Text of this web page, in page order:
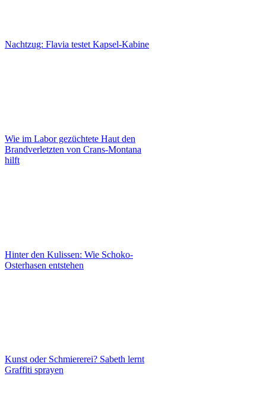
Nachtzug: Flavia testet Kapsel-Kabine
Wie im Labor gezüchtete Haut den
Brandverletzten von Crans-Montana
hilft
Hinter den Kulissen: Wie Schoko-
Osterhasen entstehen
Kunst oder Schmiererei? Sabeth lernt
Graffiti sprayen